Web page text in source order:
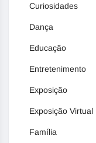
Curiosidades
Dança
Educação
Entretenimento
Exposição
Exposição Virtual
Família